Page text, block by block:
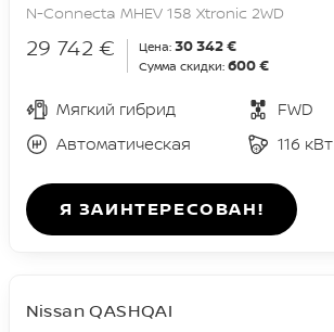
N-Connecta MHEV 158 Xtronic 2WD
29 742 € Цена: 30 342 €
Сумма скидки: 600 €
Мягкий гибрид
FWD
Автоматическая
116 кВт
Я ЗАИНТЕРЕСОВАН!
Nissan QASHQAI